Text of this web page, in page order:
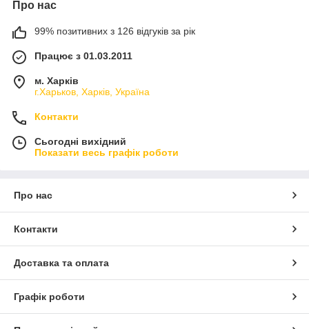
Про нас
99% позитивних з 126 відгуків за рік
Працює з 01.03.2011
м. Харків
г.Харьков, Харків, Україна
Контакти
Сьогодні вихідний
Показати весь графік роботи
Про нас
Контакти
Доставка та оплата
Графік роботи